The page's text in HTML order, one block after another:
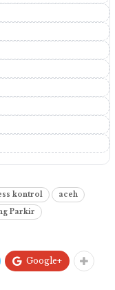
kontrol
aceh
Parkir
Google+